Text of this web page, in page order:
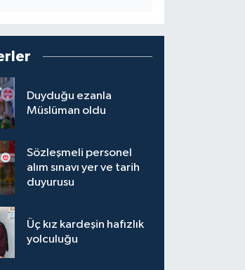
Duyduğu ezanla
Müslüman oldu
Sözleşmeli personel
alım sınavı yer ve tarih
duyurusu
Üç kız kardeşin hafızlık
yolculuğu